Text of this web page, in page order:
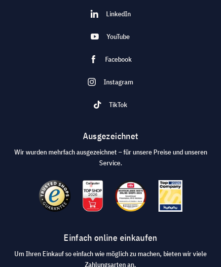
LinkedIn
YouTube
Facebook
Instagram
TikTok
Ausgezeichnet
Wir wurden mehrfach ausgezeichnet – für unsere Preise und unseren
Service.
Einfach online einkaufen
Um Ihren Einkauf so einfach wie möglich zu machen, bieten wir viele
Zahlungsarten an.